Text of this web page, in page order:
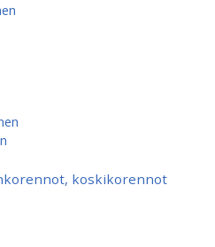
koskikorennot